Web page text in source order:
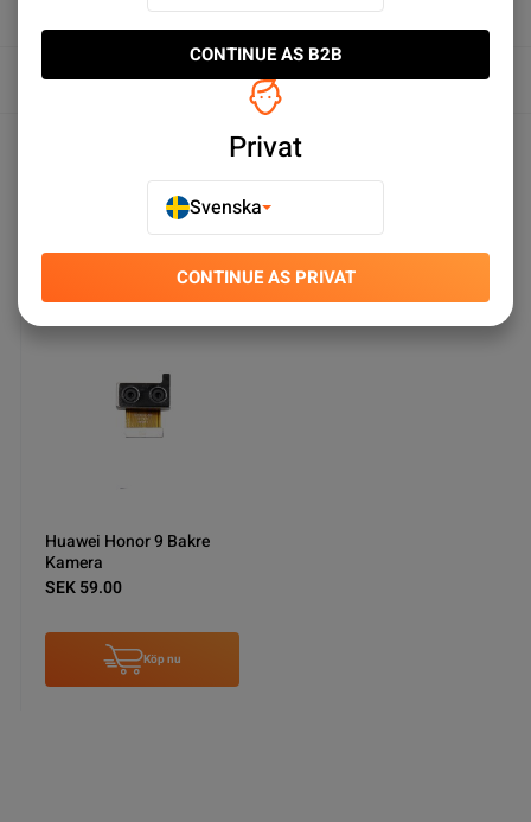
Översikt
Produktspecifikationer
Du kanske också gillar
Huawei Honor 9 Bakre
Kamera
SEK 59.00
Köp nu
CONTINUE AS B2B
Privat
Svenska
CONTINUE AS PRIVAT